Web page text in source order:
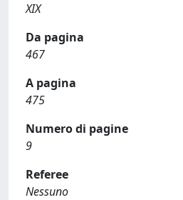
XIX
Da pagina
467
A pagina
475
Numero di pagine
9
Referee
Nessuno